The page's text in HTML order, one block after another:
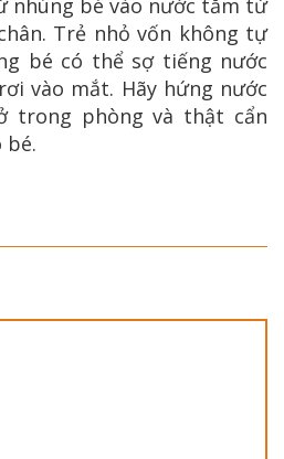
nhúng bé vào nước tắm từ
Trẻ nhỏ vốn không tự
bé có thể sợ tiếng nước
vào mắt. Hãy hứng nước
trong phòng và thật cẩn
bé.